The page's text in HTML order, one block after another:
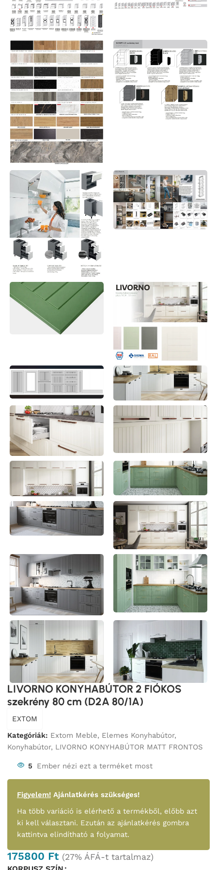
LIVORNO KONYHABÚTOR 2 FIÓKOS
szekrény 80 cm (D2A 80/1A)
EXTOM
Kategóriák: Extom Meble, Elemes Konyhabútor,
Konyhabútor, LIVORNO KONYHABÚTOR MATT FRONTOS
5 Ember nézi ezt a terméket most
Figyelem! Ajánlatkérés szükséges!
Ha több variáció is elérhető a termékből, előbb azt
ki kell választani. Ezután az ajánlatkérés gombra
kattintva elindítható a folyamat.
175800 Ft (27% ÁFÁ-t tartalmaz)